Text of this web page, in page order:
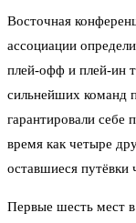
Восточная
ассоциации
плей-офф и плей-ин
сильнейших команд
гарантировали себе
время как четыре
оставшиеся путёвки
Первые шесть мест